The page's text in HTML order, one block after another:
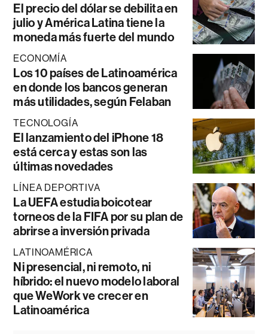
El precio del dólar se debilita en
julio y América Latina tiene la
moneda más fuerte del mundo
ECONOMÍA
Los 10 países de Latinoamérica
en donde los bancos generan
más utilidades, según Felaban
TECNOLOGÍA
El lanzamiento del iPhone 18
está cerca y estas son las
últimas novedades
LÍNEA DEPORTIVA
La UEFA estudia boicotear
torneos de la FIFA por su plan de
abrirse a inversión privada
LATINOAMÉRICA
Ni presencial, ni remoto, ni
híbrido: el nuevo modelo laboral
que WeWork ve crecer en
Latinoamérica